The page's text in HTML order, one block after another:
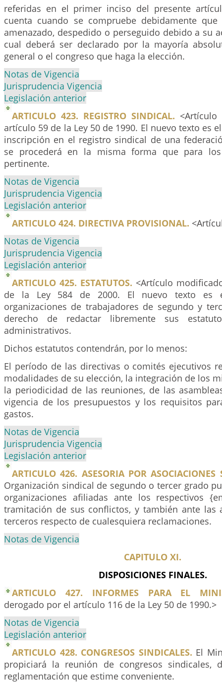
referidas en el primer inciso del presente
cuenta cuando se compruebe debidamente
amenazado, despedido o perseguido debido a su
cual deberá ser declarado por la mayoría
general o el congreso que haga la elección.
Notas de Vigencia
Jurisprudencia Vigencia
Legislación anterior
ARTICULO 423. REGISTRO SINDICAL.
artículo 59 de la Ley 50 de 1990. El nuevo texto es
inscripción en el registro sindical de una
se procederá en la misma forma que para
pertinente.
Notas de Vigencia
Jurisprudencia Vigencia
Legislación anterior
ARTICULO 424. DIRECTIVA PROVISIONAL.
Notas de Vigencia
Jurisprudencia Vigencia
Legislación anterior
ARTICULO 425. ESTATUTOS. <Artículo
de la Ley 584 de 2000. El nuevo texto es
organizaciones de trabajadores de segundo y
derecho de redactar libremente sus
administrativos.
Dichos estatutos contendrán, por lo menos:
El período de las directivas o comités ejecutivos
modalidades de su elección, la integración de los
la periodicidad de las reuniones, de las
vigencia de los presupuestos y los requisitos
gastos.
Notas de Vigencia
Jurisprudencia Vigencia
Legislación anterior
ARTICULO 426. ASESORIA POR ASOCIACIONES
Organización sindical de segundo o tercer grado
organizaciones afiliadas ante los respectivos
tramitación de sus conflictos, y también ante las
terceros respecto de cualesquiera reclamaciones.
Notas de Vigencia
CAPITULO XI.
DISPOSICIONES FINALES.
ARTICULO 427. INFORMES PARA EL
derogado por el artículo 116 de la Ley 50 de 1990.>
Notas de Vigencia
Legislación anterior
ARTICULO 428. CONGRESOS SINDICALES. El
propiciará la reunión de congresos sindicales,
reglamentación que estime conveniente.